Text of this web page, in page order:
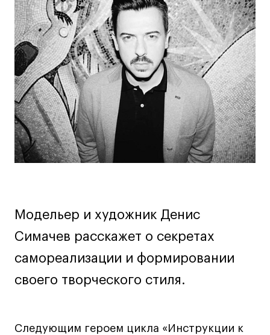
Дизайн интерьера
Дизайн одежды
Стайлинг
Современная живопись
UX/UI-дизайн
Маркетинг
Все программы
Интенсивы
Контент
Иллюстрация
Лайфстайл
Навыки предпринимателя и управленца
Маркетинг и генерация лидов
информация
о
мероприятии
Модельер и художник Денис
Симачев расскажет о секретах
самореализации и формировании
своего творческого стиля.
Следующим героем цикла «Инструкции к